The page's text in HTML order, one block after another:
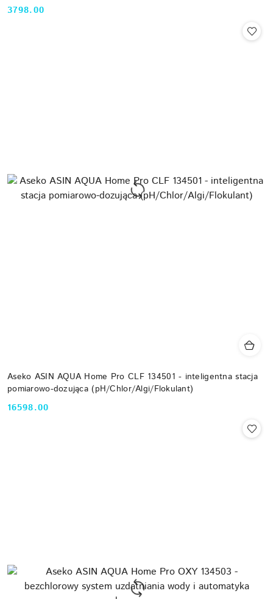
Cena:
3798.00
Aseko ASIN AQUA Home Pro CLF 134501 - inteligentna stacja
pomiarowo-dozująca (pH/Chlor/Algi/Flokulant)
Cena:
16598.00